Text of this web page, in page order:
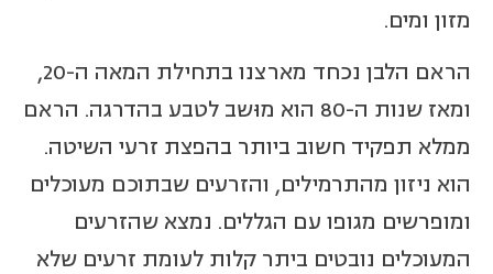
מזון ומים.
הראם הלבן נכחד מארצנו בתחילת המאה ה-20,
ומאז שנות ה-80 הוא מוּשב לטבע בהדרגה. הראם
ממלא תפקיד חשוב ביותר בהפצת זרעי השיטה.
הוא ניזון מהתרמילים, והזרעים שבתוכם מעוכלים
ומופרשים מגופו עם הגללים. נמצא שהזרעים
המעוכלים נובטים ביתר קלות לעומת זרעים שלא